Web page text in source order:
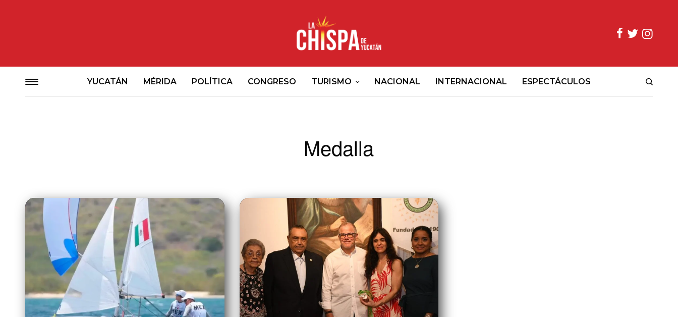
YUCATÁN MÉRIDA POLÍTICA CONGRESO TURISMO NACIONAL INTERNACIONAL ESPECTÁCULOS
Medalla